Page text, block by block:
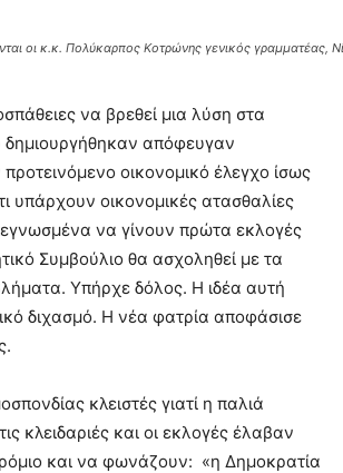
οι κ.κ. Πολύκαρπος Κοτρώνης γενικός γραμματέας,
να βρεθεί μια λύση στα
απόφευγαν
οικονομικό έλεγχο ίσως
υπάρχουν οικονομικές ατασθαλίες
να γίνουν πρώτα εκλογές
Συμβούλιο θα ασχοληθεί με τα
Υπήρχε δόλος. Η ιδέα αυτή
διχασμό. Η νέα φατρία αποφάσισε
κλειστές γιατί η παλιά
κλειδαριές και οι εκλογές έλαβαν
και να φωνάζουν: «η Δημοκρατία